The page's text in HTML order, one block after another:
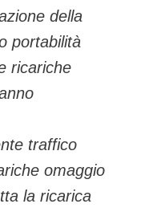
della
portabilità
ricariche
traffico
omaggio
la ricarica